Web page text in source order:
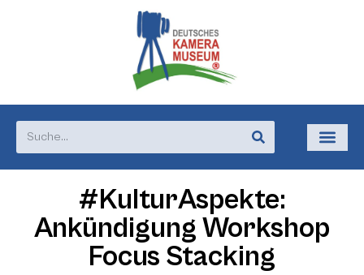
#KulturAspekte:
Ankündigung Workshop
Focus Stacking